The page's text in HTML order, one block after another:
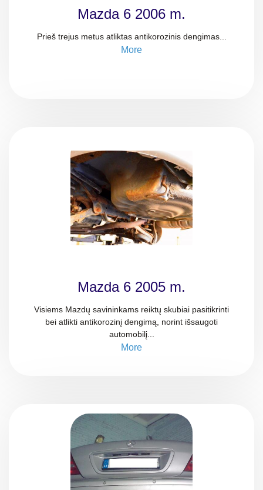
Mazda 6 2006 m.
Prieš trejus metus atliktas antikorozinis dengimas...
More
Mazda 6 2005 m.
Visiems Mazdų savininkams reiktų skubiai pasitikrinti
bei atlikti antikorozinį dengimą, norint išsaugoti
automobilį...
More